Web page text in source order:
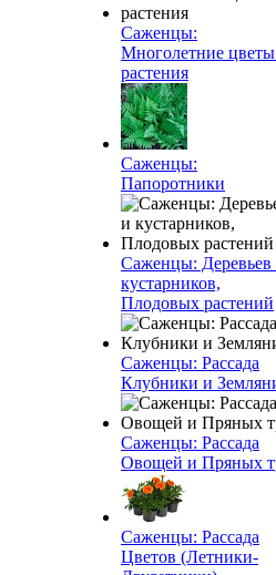
Саженцы:
Многолетние
растения
Саженцы:
Папоротники
Саженцы: Деревьев
кустарников,
Плодовых растений
Саженцы: Рассада
Клубники и
Саженцы: Рассада
Овощей и Пряных
Саженцы: Рассада
Цветов (Летники-